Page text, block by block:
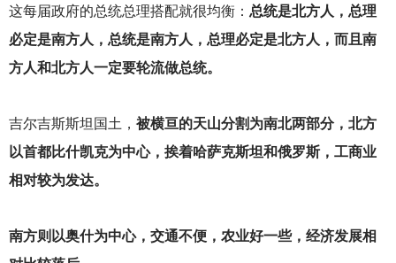
这每届政府的总统总理搭配就很均衡： 总统是北方人，总理
必定是南方人，总统是南方人，总理必定是北方人，而且南
方人和北方人一定要轮流做总统。
吉尔吉斯斯坦国土， 被横亘的天山分割为南北两部分，北方
以首都比什凯克为中心，挨着哈萨克斯坦和俄罗斯，工商业
相对较为发达。
南方则以奥什为中心，交通不便，农业好一些，经济发展相